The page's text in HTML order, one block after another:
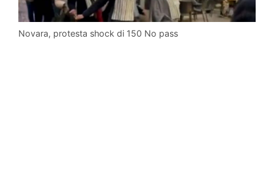
Novara, protesta shock di 150 No pass